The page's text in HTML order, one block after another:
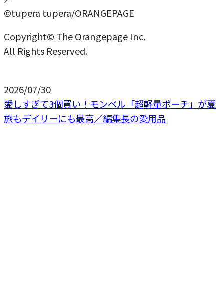
©tupera tupera/ORANGEPAGE
Copyright© The Orangepage Inc.
All Rights Reserved.
2026/07/30
愛しすぎて3個買い！モンベル「超軽量ポーチ」が夏
旅もデイリーにも最高／編集長の愛用品